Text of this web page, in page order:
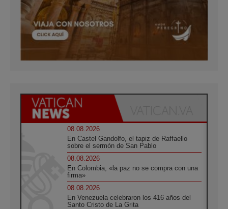
08.08.2026
En Castel Gandolfo, el tapiz de Raffaello
sobre el sermón de San Pablo
08.08.2026
En Colombia, «la paz no se compra con una
firma»
08.08.2026
En Venezuela celebraron los 416 años del
Santo Cristo de La Grita